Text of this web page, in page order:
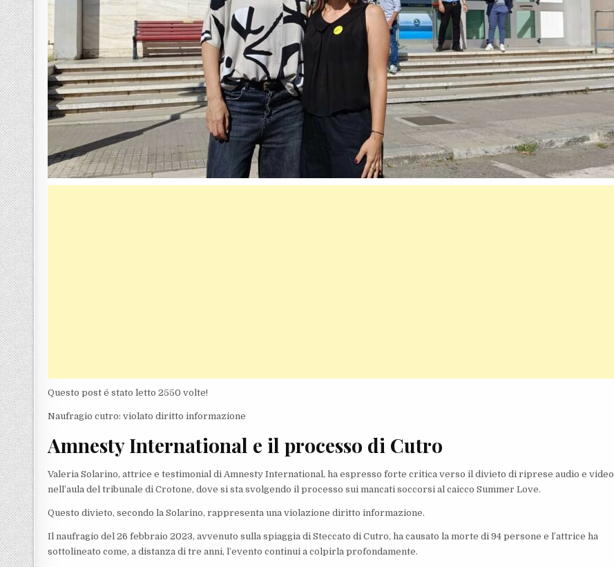
Questo post é stato letto 2550 volte!
Naufragio cutro: violato diritto informazione
Amnesty International e il processo di Cutro
Valeria Solarino, attrice e testimonial di Amnesty International, ha espresso forte critica verso il divieto di riprese audio e video
nell’aula del tribunale di Crotone, dove si sta svolgendo il processo sui mancati soccorsi al caicco Summer Love.
Questo divieto, secondo la Solarino, rappresenta una violazione diritto informazione.
Il naufragio del 26 febbraio 2023, avvenuto sulla spiaggia di Steccato di Cutro, ha causato la morte di 94 persone e l’attrice ha
sottolineato come, a distanza di tre anni, l’evento continui a colpirla profondamente.